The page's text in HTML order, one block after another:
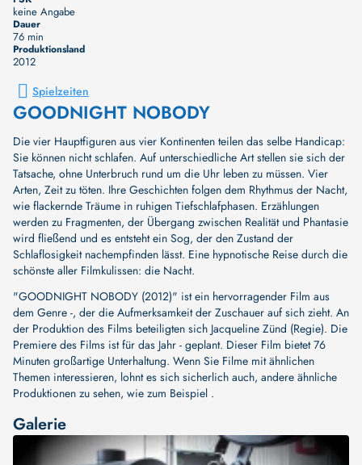
keine Angabe
Dauer
76 min
Produktionsland
2012
Spielzeiten
GOODNIGHT NOBODY
Die vier Hauptfiguren aus vier Kontinenten teilen das selbe Handicap:
Sie können nicht schlafen. Auf unterschiedliche Art stellen sie sich der
Tatsache, ohne Unterbruch rund um die Uhr leben zu müssen. Vier
Arten, Zeit zu töten. Ihre Geschichten folgen dem Rhythmus der Nacht,
wie flackernde Träume in ruhigen Tiefschlafphasen. Erzählungen
werden zu Fragmenten, der Übergang zwischen Realität und Phantasie
wird fließend und es entsteht ein Sog, der den Zustand der
Schlaflosigkeit nachempfinden lässt. Eine hypnotische Reise durch die
schönste aller Filmkulissen: die Nacht.
"GOODNIGHT NOBODY (2012)" ist ein hervorragender Film aus
dem Genre -, der die Aufmerksamkeit der Zuschauer auf sich zieht. An
der Produktion des Films beteiligten sich Jacqueline Zünd (Regie). Die
Premiere des Films ist für das Jahr - geplant. Dieser Film bietet 76
Minuten großartige Unterhaltung. Wenn Sie Filme mit ähnlichen
Themen interessieren, lohnt es sich sicherlich auch, andere ähnliche
Produktionen zu sehen, wie zum Beispiel .
Galerie